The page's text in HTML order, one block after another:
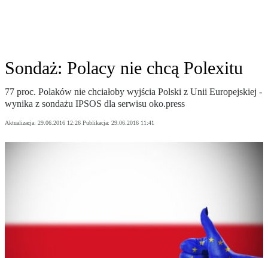
Sondaż: Polacy nie chcą Polexitu
77 proc. Polaków nie chciałoby wyjścia Polski z Unii Europejskiej -
wynika z sondażu IPSOS dla serwisu oko.press
Aktualizacja: 29.06.2016 12:26 Publikacja: 29.06.2016 11:41